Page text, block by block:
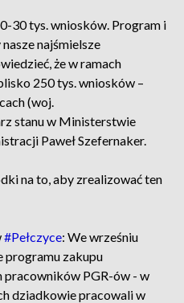
30 tys. wniosków. Program i
najśmielsze
że w ramach
250 tys. wniosków –
(woj.
stanu w Ministerstwie
Paweł Szefernaker.
na to, aby zrealizować ten
#Pełczyce: We wrześniu
zakupu
pracowników PGR-ów - w
dziadkowie pracowali w